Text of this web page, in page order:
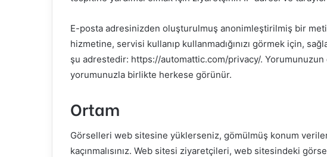
E-posta adresinizden oluşturulmuş anonimleştirilmiş bir
hizmetine, servisi kullanıp kullanmadığınızı görmek için,
şu adrestedir: https://automattic.com/privacy/.
yorumunuzla birlikte herkese görünür.
Ortam
Görselleri web sitesine yüklerseniz, gömülmüş konum
kaçınmalısınız. Web sitesi ziyaretçileri, web sitesindeki